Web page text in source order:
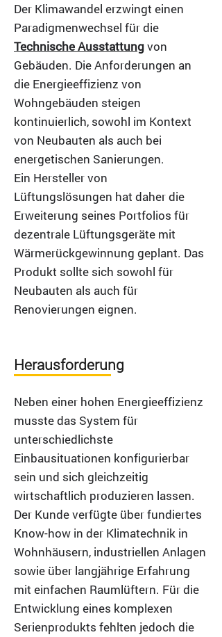
Der Klimawandel erzwingt einen
Paradigmenwechsel für die
Technische Ausstattungvon
Gebäuden. Die Anforderungen an
die Energieeffizienz von
Wohngebäuden steigen
kontinuierlich, sowohl im Kontext
von Neubauten als auch bei
energetischen Sanierungen.
Ein Hersteller von
Lüftungslösungen hat daher die
Erweiterung seines Portfolios für
dezentrale Lüftungsgeräte mit
Wärmerückgewinnung geplant. Das
Produkt sollte sich sowohl für
Neubauten als auch für
Renovierungen eignen.
Herausforderung
Neben einer hohen Energieeffizienz
musste das System für
unterschiedlichste
Einbausituationen konfigurierbar
sein und sich gleichzeitig
wirtschaftlich produzieren lassen.
Der Kunde verfügte über fundiertes
Know-how in der Klimatechnik in
Wohnhäusern, industriellen Anlagen
sowie über langjährige Erfahrung
mit einfachen Raumlüftern. Für die
Entwicklung eines komplexen
Serienprodukts fehlten jedoch die